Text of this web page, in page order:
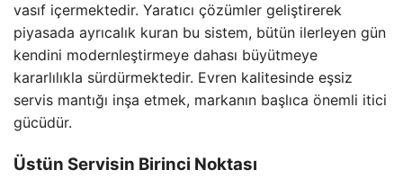
vasıf içermektedir. Yaratıcı çözümler geliştirerek
piyasada ayrıcalık kuran bu sistem, bütün ilerleyen gün
kendini modernleştirmeye dahası büyütmeye
kararlılıkla sürdürmektedir. Evren kalitesinde eşsiz
servis mantığı inşa etmek, markanın başlıca önemli itici
gücüdür.
Üstün Servisin Birinci Noktası